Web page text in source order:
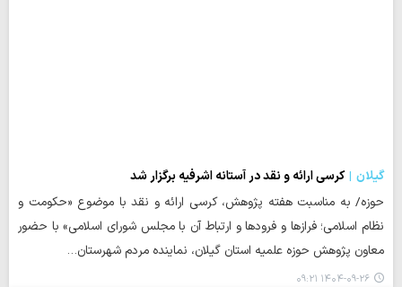
گیلان
کرسی ارائه و نقد در آستانه اشرفیه برگزار شد
حوزه/ به مناسبت هفته پژوهش، کرسی ارائه و نقد با موضوع «حکومت و
نظام اسلامی؛ فرازها و فرودها و ارتباط آن با مجلس شورای اسلامی» با حضور
معاون پژوهش حوزه علمیه استان گیلان، نماینده مردم شهرستان…
۱۴۰۴-۰۹-۲۶ ۰۹:۲۱